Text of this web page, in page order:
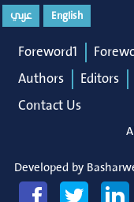
English عربي
Foreword1
Authors
Editors
Contact Us
Developed by